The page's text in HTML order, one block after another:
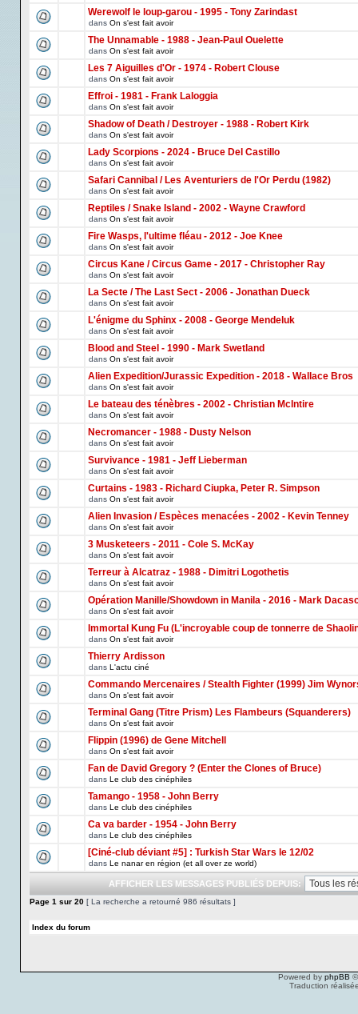
Werewolf le loup-garou - 1995 - Tony Zarindast
dans On s'est fait avoir
The Unnamable - 1988 - Jean-Paul Ouelette
dans On s'est fait avoir
Les 7 Aiguilles d'Or - 1974 - Robert Clouse
dans On s'est fait avoir
Effroi - 1981 - Frank Laloggia
dans On s'est fait avoir
Shadow of Death / Destroyer - 1988 - Robert Kirk
dans On s'est fait avoir
Lady Scorpions - 2024 - Bruce Del Castillo
dans On s'est fait avoir
Safari Cannibal / Les Aventuriers de l'Or Perdu (1982)
dans On s'est fait avoir
Reptiles / Snake Island - 2002 - Wayne Crawford
dans On s'est fait avoir
Fire Wasps, l'ultime fléau - 2012 - Joe Knee
dans On s'est fait avoir
Circus Kane / Circus Game - 2017 - Christopher Ray
dans On s'est fait avoir
La Secte / The Last Sect - 2006 - Jonathan Dueck
dans On s'est fait avoir
L'énigme du Sphinx - 2008 - George Mendeluk
dans On s'est fait avoir
Blood and Steel - 1990 - Mark Swetland
dans On s'est fait avoir
Alien Expedition/Jurassic Expedition - 2018 - Wallace Bros
dans On s'est fait avoir
Le bateau des ténèbres - 2002 - Christian McIntire
dans On s'est fait avoir
Necromancer - 1988 - Dusty Nelson
dans On s'est fait avoir
Survivance - 1981 - Jeff Lieberman
dans On s'est fait avoir
Curtains - 1983 - Richard Ciupka, Peter R. Simpson
dans On s'est fait avoir
Alien Invasion / Espèces menacées - 2002 - Kevin Tenney
dans On s'est fait avoir
3 Musketeers - 2011 - Cole S. McKay
dans On s'est fait avoir
Terreur à Alcatraz - 1988 - Dimitri Logothetis
dans On s'est fait avoir
Opération Manille/Showdown in Manila - 2016 - Mark
dans On s'est fait avoir
Immortal Kung Fu (L'incroyable coup de tonnerre de
dans On s'est fait avoir
Thierry Ardisson
dans L'actu ciné
Commando Mercenaires / Stealth Fighter (1999) Jim
dans On s'est fait avoir
Terminal Gang (Titre Prism) Les Flambeurs (Squanderers)
dans On s'est fait avoir
Flippin (1996) de Gene Mitchell
dans On s'est fait avoir
Fan de David Gregory ? (Enter the Clones of Bruce)
dans Le club des cinéphiles
Tamango - 1958 - John Berry
dans Le club des cinéphiles
Ca va barder - 1954 - John Berry
dans Le club des cinéphiles
[Ciné-club déviant #5] : Turkish Star Wars le 12/02
dans Le nanar en région (et all over ze world)
AFFICHER LES MESSAGES PUBLIÉS DEPUIS:
Page 1 sur 20 [ La recherche a retourné 986 résultats ]
Index du forum
Powered by phpBB
Traduction